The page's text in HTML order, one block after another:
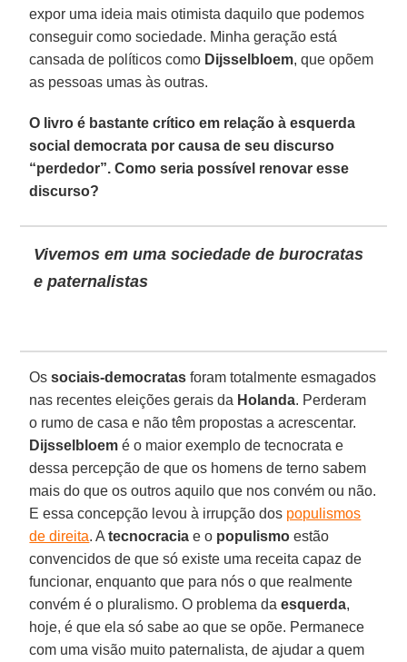
expor uma ideia mais otimista daquilo que podemos
conseguir como sociedade. Minha geração está
cansada de políticos como Dijsselbloem, que opõem
as pessoas umas às outras.
O livro é bastante crítico em relação à esquerda
social democrata por causa de seu discurso
“perdedor”. Como seria possível renovar esse
discurso?
Vivemos em uma sociedade de burocratas
e paternalistas
Os sociais-democratas foram totalmente esmagados
nas recentes eleições gerais da Holanda. Perderam
o rumo de casa e não têm propostas a acrescentar.
Dijsselbloem é o maior exemplo de tecnocrata e
dessa percepção de que os homens de terno sabem
mais do que os outros aquilo que nos convém ou não.
E essa concepção levou à irrupção dos populismos
de direita. Atecnocracia e o populismo estão
convencidos de que só existe uma receita capaz de
funcionar, enquanto que para nós o que realmente
convém é o pluralismo. O problema daesquerda,
hoje, é que ela só sabe ao que se opõe. Permanece
com uma visão muito paternalista, de ajudar a quem